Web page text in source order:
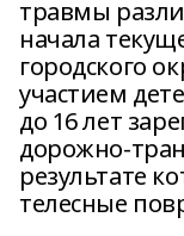
травмы
начала
городского
участием
до 16 лет
дорожно-
результате
телесные